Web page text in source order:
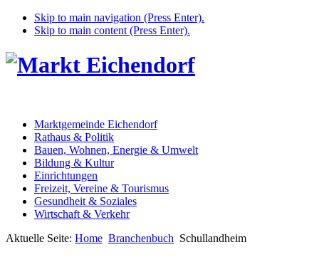
Skip to main navigation (Press Enter).
Skip to main content (Press Enter).
Marktgemeinde Eichendorf
Rathaus & Politik
Bauen, Wohnen, Energie & Umwelt
Bildung & Kultur
Einrichtungen
Freizeit, Vereine & Tourismus
Gesundheit & Soziales
Wirtschaft & Verkehr
Aktuelle Seite: Home Branchenbuch Schullandheim